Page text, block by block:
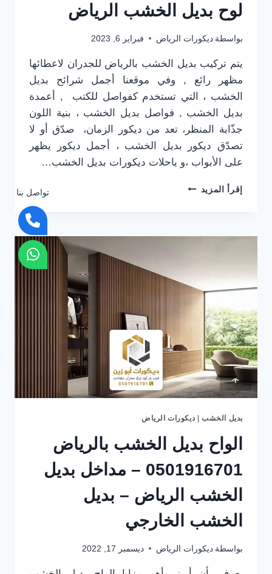
لوح بديل الخشب الرياض
بواسطة ديكورات الرياض فبراير 6, 2023
يتم تركيب بديل الخشب بالرياض للجدران لاعطائها
مظهر رائع , وفي موقعنا أجمل شرائح بديل
الخشب ، التي تستخدم كفواصل للكتب , أعمدة
بديل الخشب , فواصل بديل الخشب ، بنية اللون
جذّابة المنظر، تعد من ديكور الزمان، صدّق أو لا
تصدّق ديكور بديل الخشب ، أجمل ديكور يظهر
على الأبواب ،و ياحلات ديكورات بديل الخشب…
إقرأ المزيد تركيب
ت
الخشب
بديل
الخشب
الرياض
بديل الخشب| ديكورات الرياض
الواح بديل الخشب بالرياض
0501916701 – مداخل بديل
الخشب الرياض – بديل
الخشب الخارجي
بواسطة ديكورات الرياض ديسمبر 17, 2022
تواصل بنا